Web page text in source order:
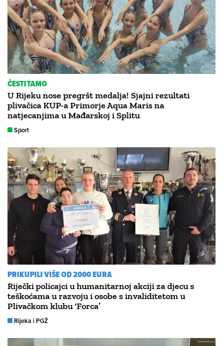
ČESTITAMO
U Rijeku nose pregršt medalja! Sjajni rezultati
plivačica KUP-a Primorje Aqua Maris na
natjecanjima u Mađarskoj i Splitu
Sport
PRIKUPILI VIŠE OD 2000 EURA
Riječki policajci u humanitarnoj akciji za djecu s
teškoćama u razvoju i osobe s invaliditetom u
Plivačkom klubu ‘Forca’
Rijeka i PGŽ